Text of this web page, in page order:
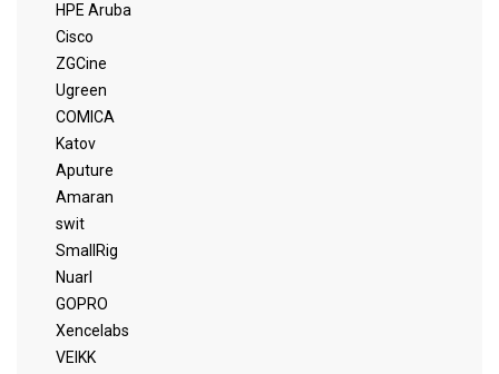
HPE Aruba
Cisco
ZGCine
Ugreen
COMICA
Katov
Aputure
Amaran
swit
SmallRig
Nuarl
GOPRO
Xencelabs
VEIKK